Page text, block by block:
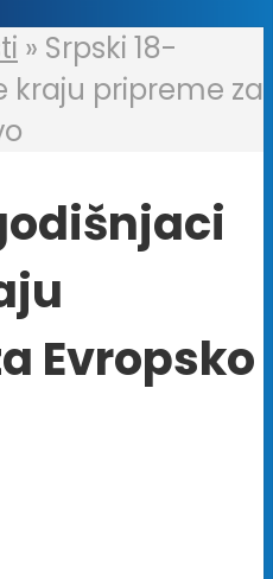
» Srpski 18-
kraju pripreme za
Evropsko